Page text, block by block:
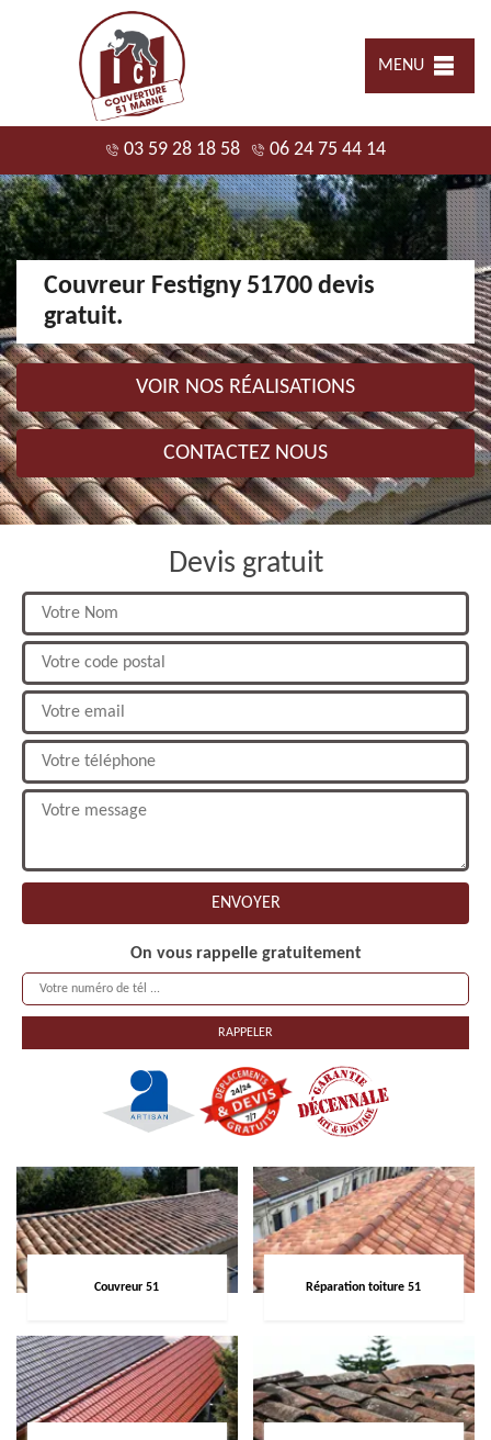
MENU
03 59 28 18 58 06 24 75 44 14
Couvreur Festigny 51700 devis
gratuit.
VOIR NOS RÉALISATIONS
CONTACTEZ NOUS
Devis gratuit
On vous rappelle gratuitement
Couvreur 51 Réparation toiture 51